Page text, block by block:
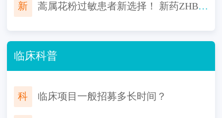
新 蒿属花粉过敏患者新选择！ 新药ZHB110舌下片免费用，告别长期过敏困扰！
临床科普
科 临床项目一般招募多长时间？